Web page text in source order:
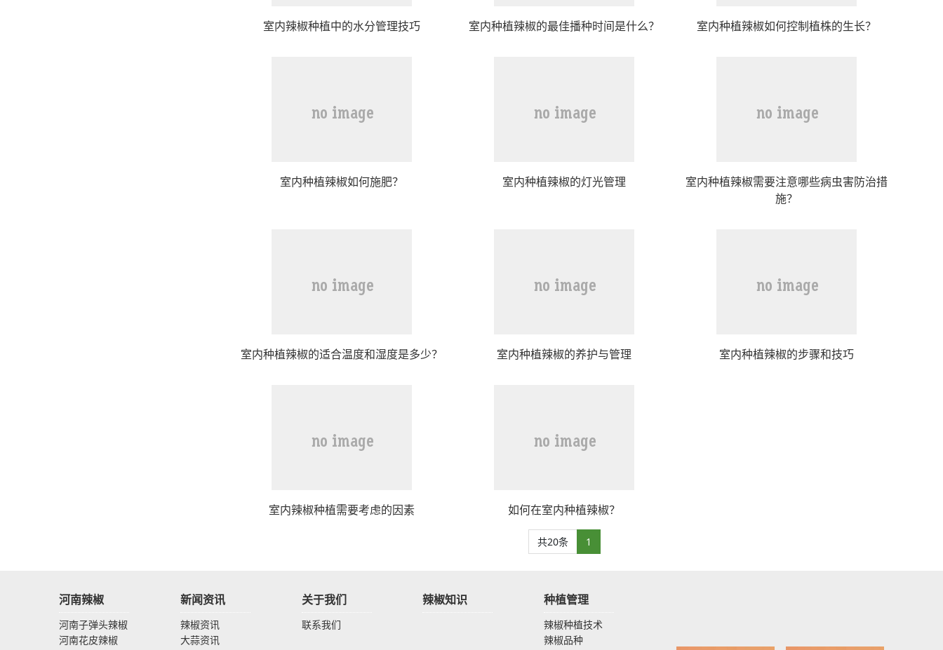
室内辣椒种植中的水分管理技巧 室内种植辣椒的最佳播种时间是什么？ 室内种植辣椒如何控制植株的生长？
室内种植辣椒如何施肥？ 室内种植辣椒的灯光管理
室内种植辣椒需要注意哪些病虫害防治措
施？
室内种植辣椒的适合温度和湿度是多少？ 室内种植辣椒的养护与管理 室内种植辣椒的步骤和技巧
室内辣椒种植需要考虑的因素 如何在室内种植辣椒？
共20条 1
河南辣椒
河南子弹头辣椒
河南花皮辣椒
新闻资讯
辣椒资讯
大蒜资讯
关于我们
联系我们
辣椒知识 种植管理
辣椒种植技术
辣椒品种